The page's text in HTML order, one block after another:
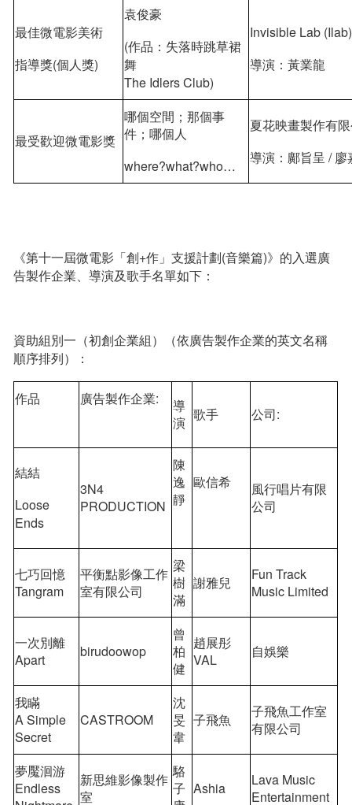
最佳微電影美術
指導獎(個人獎)
袁俊豪
(作品：失落時跳草裙
舞
The Idlers Club)
Invisible Lab (Ilab)
導演：黃業龍
最受歡迎微電影獎
哪個空間；那個事
件；哪個人
where?what?who…
夏花映畫製作有
導演：鄺旨呈 / 廖
《第十一屆微電影「創+作」支援計劃(音樂篇)》的入選廣
告製作企業、導演及歌手名單如下：
資助組別一（初創企業組）（依廣告製作企業的英文名稱
順序排列）：
作品 廣告製作企業:
導
演 歌手 公司:
結結
Loose
Ends
3N4
PRODUCTION
陳
逸
靜
歐信希
風行唱片有限
公司
七巧回憶
Tangram
平衡點影像工作
室有限公司
梁
樹
滿
謝雅兒
Fun Track
Music Limited
一次別離
Apart
birudoowop
曾
柏
健
趙展彤
VAL
自娛樂
我瞞
A Simple
Secret
CASTROOM
沈
旻
⾱
子飛魚
子飛魚工作室
有限公司
夢魘洄游
Endless
新思維影像製作
室
駱
⼦ Ashia
Lava Music
Entertainment